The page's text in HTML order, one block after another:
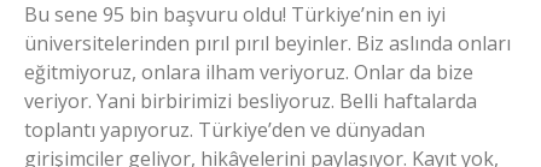
Bu sene 95 bin başvuru oldu! Türkiye’nin en iyi
üniversitelerinden pırıl pırıl beyinler. Biz aslında onları
eğitmiyoruz, onlara ilham veriyoruz. Onlar da bize
veriyor. Yani birbirimizi besliyoruz. Belli haftalarda
toplantı yapıyoruz. Türkiye’den ve dünyadan
girişimciler geliyor, hikâyelerini paylaşıyor. Kayıt yok,